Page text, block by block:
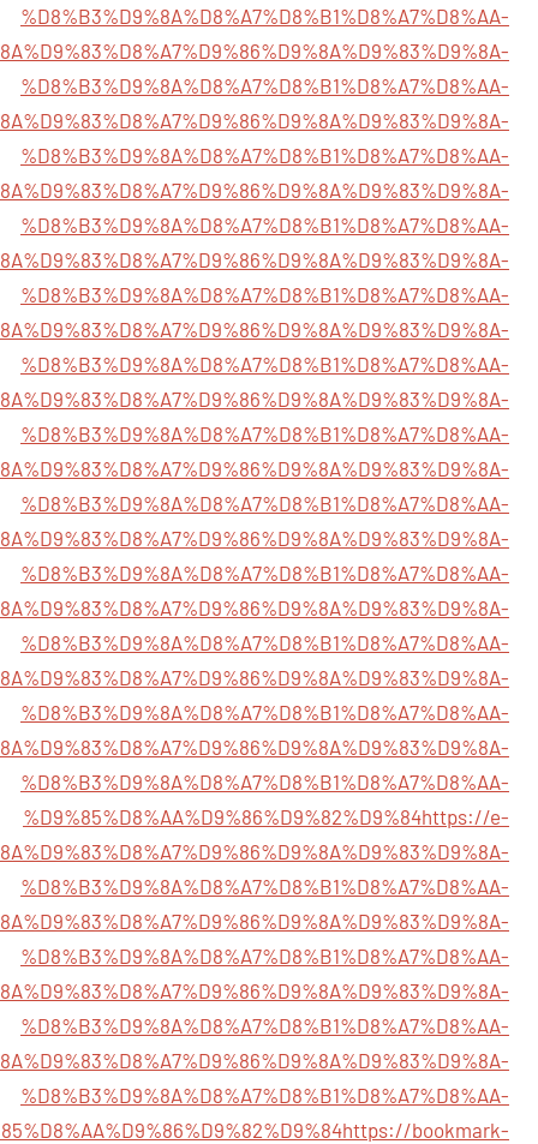
%D8%B3%D9%8A%D8%A7%D8%B1%D8%A7%D8%AA-
%D8%B3%D9%8A%D8%A7%D8%B1%D8%A7%D8%AA-
%D8%B3%D9%8A%D8%A7%D8%B1%D8%A7%D8%AA-
%D8%B3%D9%8A%D8%A7%D8%B1%D8%A7%D8%AA-
%D8%B3%D9%8A%D8%A7%D8%B1%D8%A7%D8%AA-
%D8%B3%D9%8A%D8%A7%D8%B1%D8%A7%D8%AA-
%D8%B3%D9%8A%D8%A7%D8%B1%D8%A7%D8%AA-
%D8%B3%D9%8A%D8%A7%D8%B1%D8%A7%D8%AA-
%D8%B3%D9%8A%D8%A7%D8%B1%D8%A7%D8%AA-
%D8%B3%D9%8A%D8%A7%D8%B1%D8%A7%D8%AA-
%D8%B3%D9%8A%D8%A7%D8%B1%D8%A7%D8%AA-
%D8%B3%D9%8A%D8%A7%D8%B1%D8%A7%D8%AA-
%D9%85%D8%AA%D9%86%D9%82%D9%84https://e-
%D8%B3%D9%8A%D8%A7%D8%B1%D8%A7%D8%AA-
%D8%B3%D9%8A%D8%A7%D8%B1%D8%A7%D8%AA-
%D8%B3%D9%8A%D8%A7%D8%B1%D8%A7%D8%AA-
%D8%B3%D9%8A%D8%A7%D8%B1%D8%A7%D8%AA-
https://bookmark-